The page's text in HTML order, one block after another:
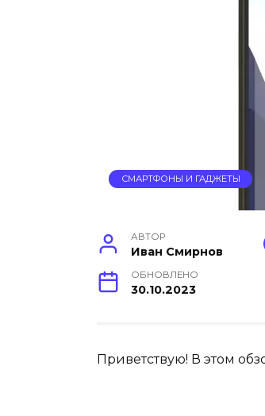
СМАРТФОНЫ И ГАДЖЕТЫ
АВТОР
Иван Смирнов
ОБНОВЛЕНО
30.10.2023
Приветствую! В этом